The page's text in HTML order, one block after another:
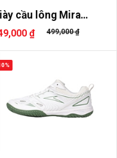
cầu lông Mira
₫ 499,000 ₫